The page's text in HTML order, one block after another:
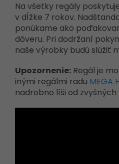
Na všetky regály
v dĺžke 7 rokov.
ponúkame ako
dôveru. Pri dodržaní
naše výrobky budú slúžiť
Upozornenie: Regál je
inými regálmi radu MEGA
nadrobno líši od zvyšných